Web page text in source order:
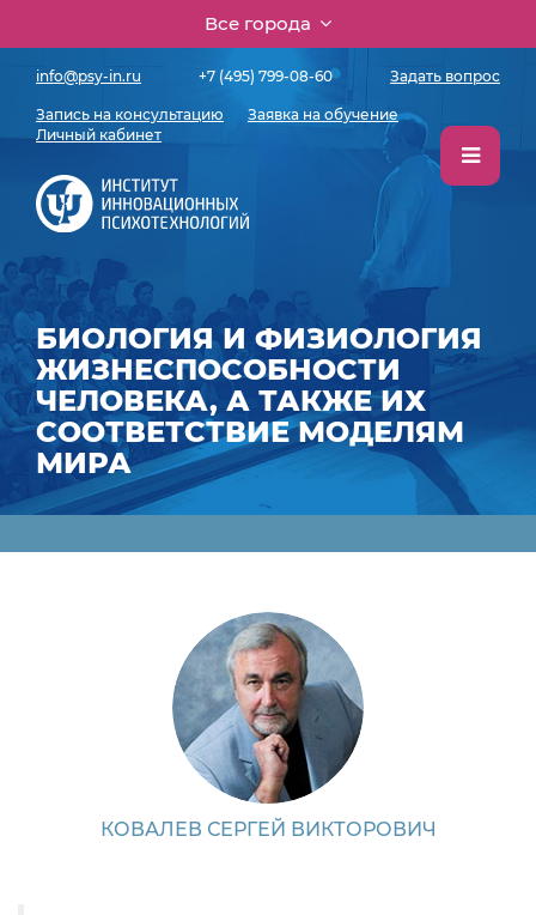
Все города
info@psy-in.ru +7 (495) 799-08-60 Задать вопрос
Запись на консультацию
Заявка на обучение
Личный кабинет
БИОЛОГИЯ И ФИЗИОЛОГИЯ
ЖИЗНЕСПОСОБНОСТИ
ЧЕЛОВЕКА, А ТАКЖЕ ИХ
СООТВЕТСТВИЕ МОДЕЛЯМ
МИРА
КОВАЛЕВ СЕРГЕЙ ВИКТОРОВИЧ